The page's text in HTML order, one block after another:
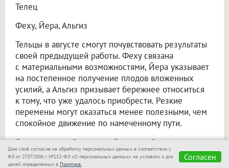
Телец
Феху, Йера, Альгиз
Тельцы в августе смогут почувствовать результаты
своей предыдущей работы. Феху связана
с материальными возможностями, Йера указывает
на постепенное получение плодов вложенных
усилий, а Альгиз призывает бережнее относиться
к тому, что уже удалось приобрести. Резкие
перемены могут оказаться менее полезными, чем
спокойное движение по намеченному пути.
Совет: не меняйте планы без веской причины
и позвольте начатым делам прийти к завершению.
Даю своё согласие на обработку персональных данных в соответствии с
ФЗ от 27.07.2006 г. №152-ФЗ «О персональных данных» на условиях и для
целей, определённых в Политике.
Согласен